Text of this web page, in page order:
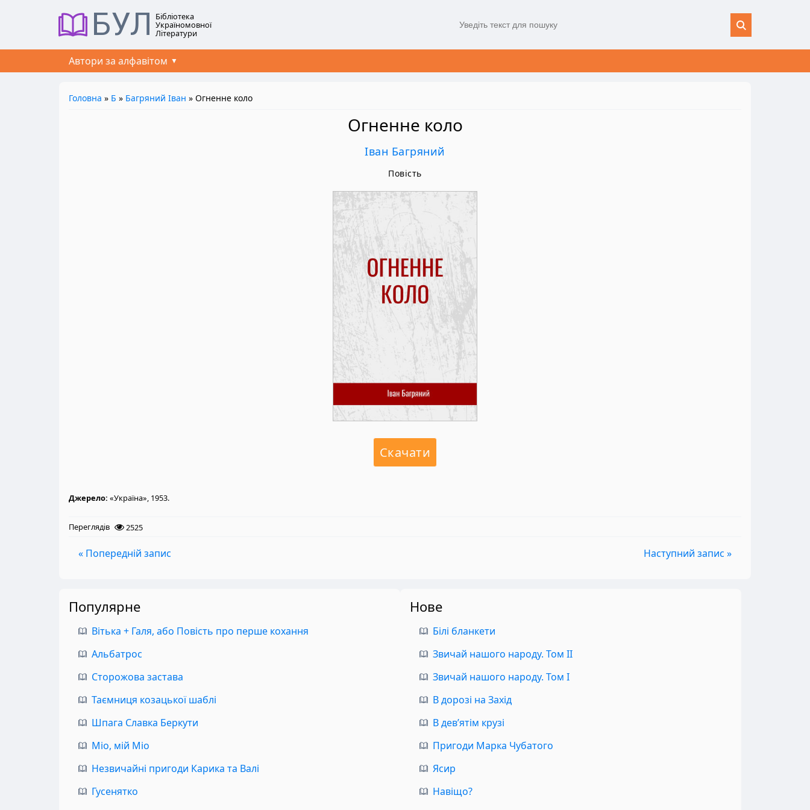
БУЛ Бібліотека
Україномовної
Літератури
Автори за алфавітом
Головна » Б » Багряний Іван » Огненне коло
Огненне коло
Іван Багряний
Повість
Скачати
Джерело: «Україна», 1953.
Переглядів 2525
« Попередній запис Наступний запис »
Популярне
Вітька + Галя, або Повість про перше кохання
Альбатрос
Сторожова застава
Таємниця козацької шаблі
Шпага Славка Беркути
Міо, мій Міо
Незвичайні пригоди Карика та Валі
Гусенятко
Нове
Білі бланкети
Звичай нашого народу. Том II
Звичай нашого народу. Том I
В дорозі на Захід
В дев’ятім крузі
Пригоди Марка Чубатого
Ясир
Навіщо?